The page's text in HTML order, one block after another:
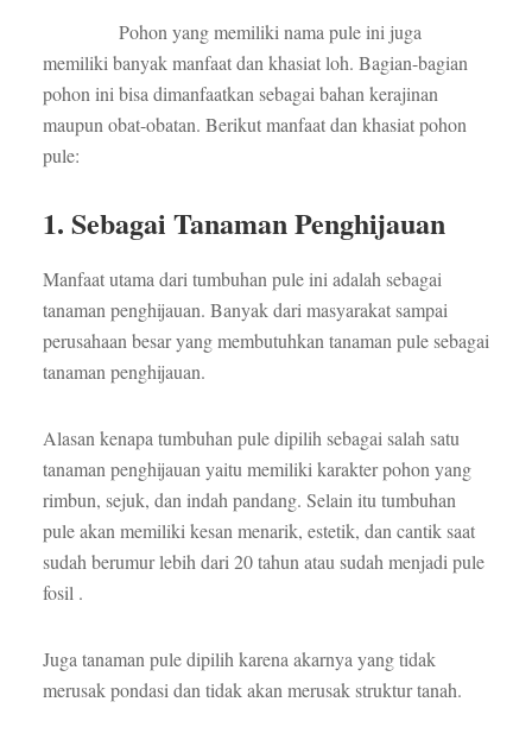
Pohon yang memiliki nama pule ini juga
memiliki banyak manfaat dan khasiat loh. Bagian-bagian
pohon ini bisa dimanfaatkan sebagai bahan kerajinan
maupun obat-obatan. Berikut manfaat dan khasiat pohon
pule:
1. Sebagai Tanaman Penghijauan
Manfaat utama dari tumbuhan pule ini adalah sebagai
tanaman penghijauan. Banyak dari masyarakat sampai
perusahaan besar yang membutuhkan tanaman pule sebagai
tanaman penghijauan.
Alasan kenapa tumbuhan pule dipilih sebagai salah satu
tanaman penghijauan yaitu memiliki karakter pohon yang
rimbun, sejuk, dan indah pandang. Selain itu tumbuhan
pule akan memiliki kesan menarik, estetik, dan cantik saat
sudah berumur lebih dari 20 tahun atau sudah menjadi pule
fosil .
Juga tanaman pule dipilih karena akarnya yang tidak
merusak pondasi dan tidak akan merusak struktur tanah.